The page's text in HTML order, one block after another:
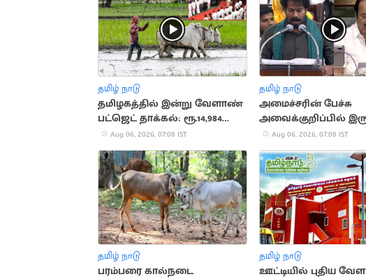
தமிழ் நாடு
தமிழகத்தில் இன்று வேளாண்
பட்ஜெட் தாக்கல்: ரூ.14,984
கோடி ஒதுக்கீடு
Aug 06, 2026, 07:08 IST
தமிழ் நாடு
அமைச்சரின் பேச்சு
அவைக்குறிப்பில்
நீக்கப்படும் - சபாநாயகர்
Aug 06, 2026, 07:08 IST
தமிழ் நாடு
பரம்பரை கால்நடை
தமிழ் நாடு
ஊட்டியில் புதிய